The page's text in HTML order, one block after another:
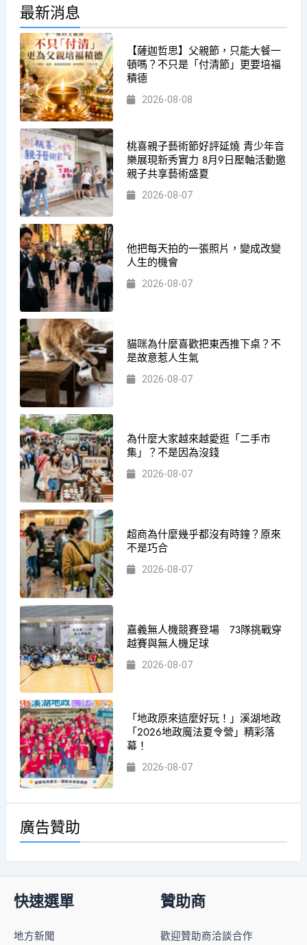
最新消息
【薩迦哲思】父親節，只能大餐一
頓嗎？不只是「付清節」更要培福
積德
2026-08-08
桃喜親子藝術節好評延燒 青少年音
樂展現新秀實力 8月9日壓軸活動邀
親子共享藝術盛夏
2026-08-07
他把每天拍的一張照片，變成改變
人生的機會
2026-08-07
貓咪為什麼喜歡把東西推下桌？不
是故意惹人生氣
2026-08-07
為什麼大家越來越愛逛「二手市
集」？不是因為沒錢
2026-08-07
超商為什麼幾乎都沒有時鐘？原來
不是巧合
2026-08-07
嘉義無人機競賽登場 73隊挑戰穿
越賽與無人機足球
2026-08-07
「地政原來這麼好玩！」溪湖地政
「2026地政魔法夏令營」精彩落
幕！
2026-08-07
廣告贊助
快速選單
地方新聞
贊助商
歡迎贊助商洽談合作